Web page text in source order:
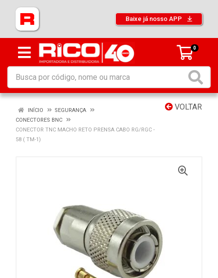
Baixe já nosso APP
0
VOLTAR
INÍCIO
SEGURANÇA
CONECTORES BNC
CONECTOR TNC MACHO RETO PRENSA CABO RG/RGC -
58 ( TM-1)